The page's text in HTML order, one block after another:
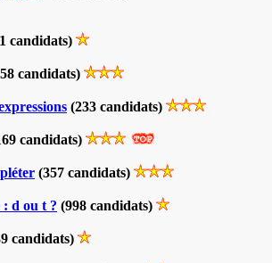
candidats)
candidats)
(233 candidats)
candidats)
(357 candidats)
d ou t ? (998 candidats)
candidats)